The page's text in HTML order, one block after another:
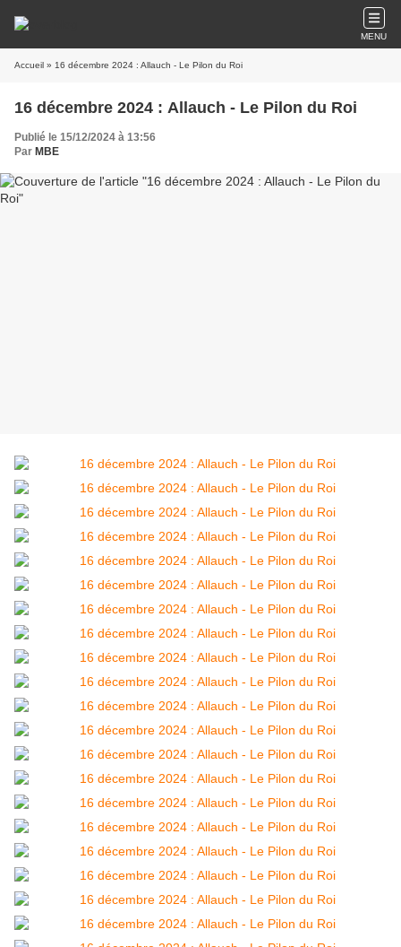
MENU
Accueil » 16 décembre 2024 : Allauch - Le Pilon du Roi
16 décembre 2024 : Allauch - Le Pilon du Roi
Publié le 15/12/2024 à 13:56
Par MBE